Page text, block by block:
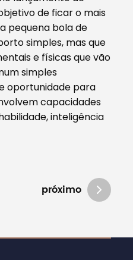
de ficar o mais
pequena bola de
simples, mas que
e físicas que vão
simples
oportunidade para
capacidades
inteligência
próximo